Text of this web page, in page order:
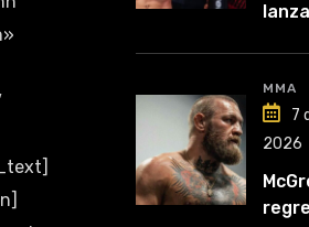
lanza
MMA
7
2026